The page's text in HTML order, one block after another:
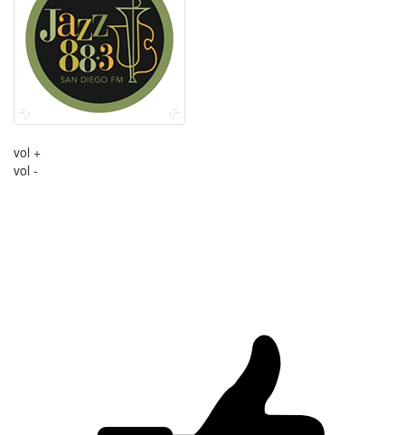
vol +
vol -